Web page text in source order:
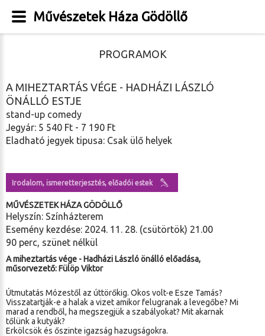
PROGRAMOK
A MIHEZTARTÁS VÉGE - HADHÁZI LÁSZLÓ
ÖNÁLLÓ ESTJE
stand-up comedy
Jegyár: 5 540 Ft - 7 190 Ft
Eladható jegyek tipusa: Csak ülő helyek
Irodalom, ismeretterjesztés, előadói estek
MŰVÉSZETEK HÁZA GÖDÖLLŐ
Helyszín: Színházterem
Esemény kezdése: 2024. 11. 28. (csütörtök) 21.00
90 perc, szünet nélkül
A miheztartás vége - Hadházi László önálló előadása,
műsorvezető: Fülöp Viktor
Útmutatás Mózestől az úttörőkig. Okos volt-e Esze Tamás?
Visszatartják-e a halak a vizet amikor felugranak a levegőbe? Mi
marad a rendből, ha megszegjük a szabályokat? Mit akarnak
tőlünk a kutyák?
Erkölcsök és őszinte igazság hazugságokra.
Művészetek Háza Gödöllő